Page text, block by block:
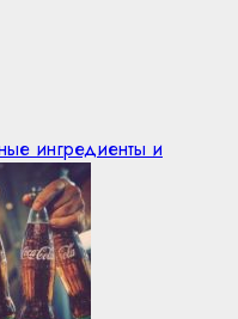
ингредиенты и